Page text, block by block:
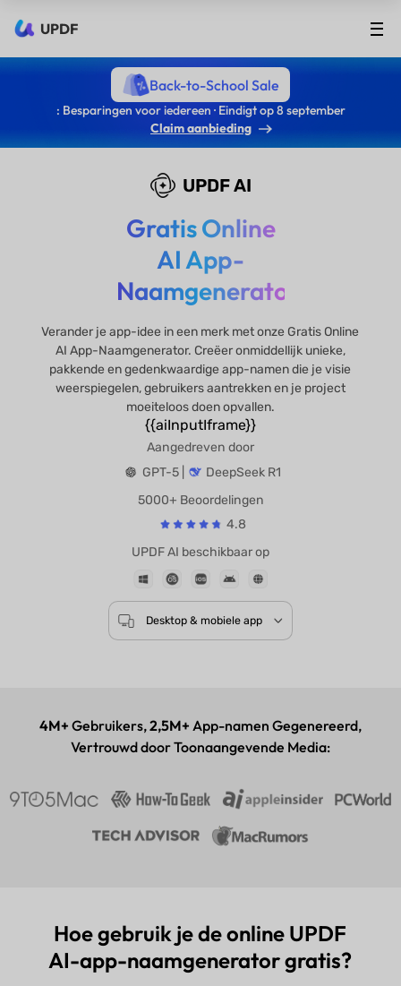
UPDF
Back-to-School Sale
: Besparingen voor iedereen · Eindigt op 8 september
Claim aanbieding
UPDF AI
Gratis Online
AI App-
Naamgenerator
Verander je app-idee in een merk met onze Gratis Online
AI App-Naamgenerator. Creëer onmiddellijk unieke,
pakkende en gedenkwaardige app-namen die je visie
weerspiegelen, gebruikers aantrekken en je project
moeiteloos doen opvallen.
{{aiInputIframe}}
Aangedreven door
5000+ Beoordelingen
UPDF AI beschikbaar op
4M+ Gebruikers,2,5M+ App-namen Gegenereerd,
Vertrouwd door Toonaangevende Media:
Hoe gebruik je de online UPDF
AI-app-naamgenerator gratis?